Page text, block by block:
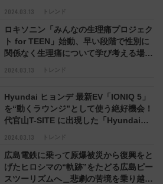
2024.03.13 トレンド
2024.03.13 トレンド
ロキソニン「みんなの生理痛プロジェク
ト for TEEN」始動、早い段階で性別に
関係なく生理痛について学び考える場に
2024.03.13 トレンド
Hyundai ヒョンデ 最新EV「IONIQ 5」
を“動くラウンジ”として使う絶好機会！
代官山T-SITE に出現した「Hyundai
広島電鉄に乗って原爆被災から復興をと
げたヒロシマの“軌跡”をたどる広島ピー
スツーリズムへ＿悲劇の苦境を乗り越え